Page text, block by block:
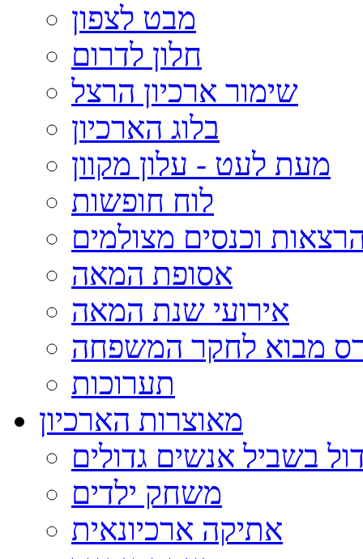
מבט לצפון
חלון לדרום
שימור ארכיון הרצל
בלוג הארכיון
מעת לעט - עלון מקוון
לוח חופשות
וכנסים מצולמים
אסופת המאה
אירועי שנת המאה
מבוא לחקר המשפחה
תערוכות
מאוצרות הארכיון
בשביל אנשים גדולים
משחק ילדים
אתיקה ארכיונאית